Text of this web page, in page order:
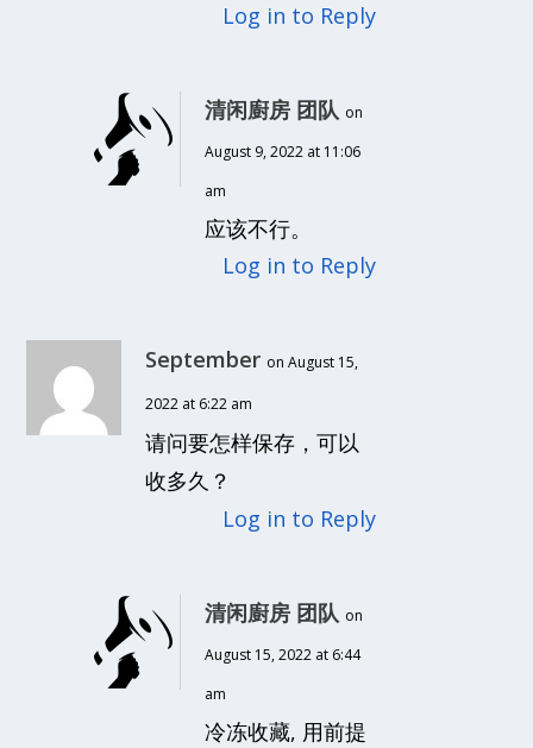
Log in to Reply
清闲廚房 团队 on
August 9, 2022 at 11:06
am
应该不行。
Log in to Reply
September on August 15,
2022 at 6:22 am
请问要怎样保存，可以
收多久？
Log in to Reply
清闲廚房 团队 on
August 15, 2022 at 6:44
am
冷冻收藏, 用前提